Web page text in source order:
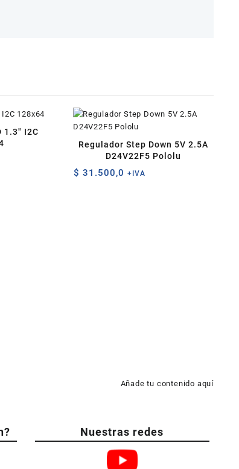
1.3″ I2C
Regulador Step Down 5V 2.5A
D24V22F5 Pololu
$ 31.500,0 +IVA
Añade tu contenido aquí
Nuestras redes